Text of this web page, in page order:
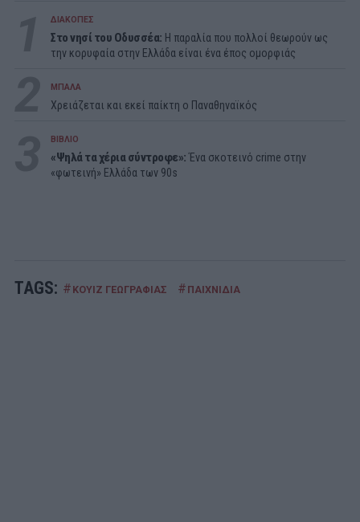
ΔΙΑΚΟΠΕΣ
Στο νησί του Οδυσσέα: Η παραλία που πολλοί θεωρούν ως
την κορυφαία στην Ελλάδα είναι ένα έπος ομορφιάς
ΜΠΑΛΑ
Χρειάζεται και εκεί παίκτη ο Παναθηναϊκός
ΒΙΒΛΙΟ
«Ψηλά τα χέρια σύντροφε»:Ένα σκοτεινό crime στην
«φωτεινή» Ελλάδα των 90s
TAGS: # ΚΟΥΙΖ ΓΕΩΓΡΑΦΙΑΣ # ΠΑΙΧΝΙΔΙΑ